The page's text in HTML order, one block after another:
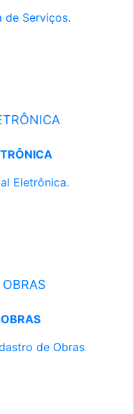
de Serviços.
Eletrônica.
de Obras